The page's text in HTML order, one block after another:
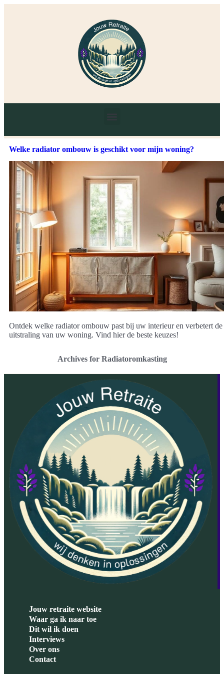
Welke radiator ombouw is geschikt voor mijn woning?
Ontdek welke radiator ombouw past bij uw interieur en verbetert de
uitstraling van uw woning. Vind hier de beste keuzes!
Archives for Radiatoromkasting
Jouw retraite website
Waar ga ik naar toe
Dit wil ik doen
Interviews
Over ons
Contact